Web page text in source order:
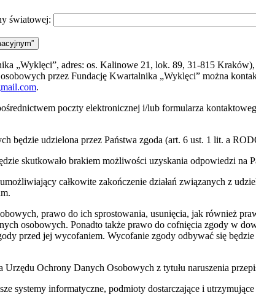
światowej:
„Wyklęci”, adres: os. Kalinowe 21, lok. 89, 31-815
przez Fundację Kwartalnika „Wyklęci” można
.
poczty elektronicznej i/lub formularza
będzie udzielona przez Państwa zgoda (art. 6 ust. 1 lit. a
skutkowało brakiem możliwości uzyskania odpowiedzi na
całkowite zakończenie działań związanych z
prawo do ich sprostowania, usunięcia, jak również
osobowych. Ponadto także prawo do cofnięcia zgody w
przed jej wycofaniem. Wycofanie zgody odbywać się
Urzędu Ochrony Danych Osobowych z tytułu naruszenia
systemy informatyczne, podmioty dostarczające i